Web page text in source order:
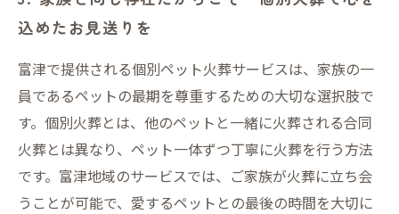
込めたお見送りを
富津で提供される個別ペット火葬サービスは、家族の一
員であるペットの最期を尊重するための大切な選択肢で
す。個別火葬とは、他のペットと一緒に火葬される合同
火葬とは異なり、ペット一体ずつ丁寧に火葬を行う方法
です。富津地域のサービスでは、ご家族が火葬に立ち会
うことが可能で、愛するペットとの最後の時間を大切に